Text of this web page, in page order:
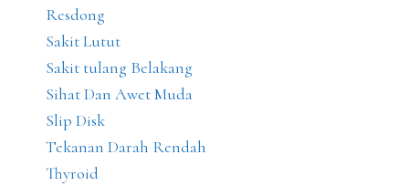
Resdong
Sakit Lutut
Sakit tulang Belakang
Sihat Dan Awet Muda
Slip Disk
Tekanan Darah Rendah
Thyroid